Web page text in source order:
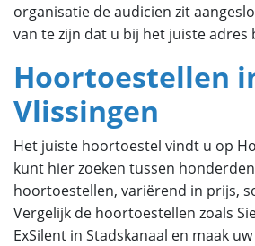
organisatie de audicien zit
van te zijn dat u bij het juiste adres
Hoortoestellen
Vlissingen
Het juiste hoortoestel vindt u op
kunt hier zoeken tussen
hoortoestellen, variërend in prijs,
Vergelijk de hoortoestellen zoals
ExSilent in Stadskanaal en maak